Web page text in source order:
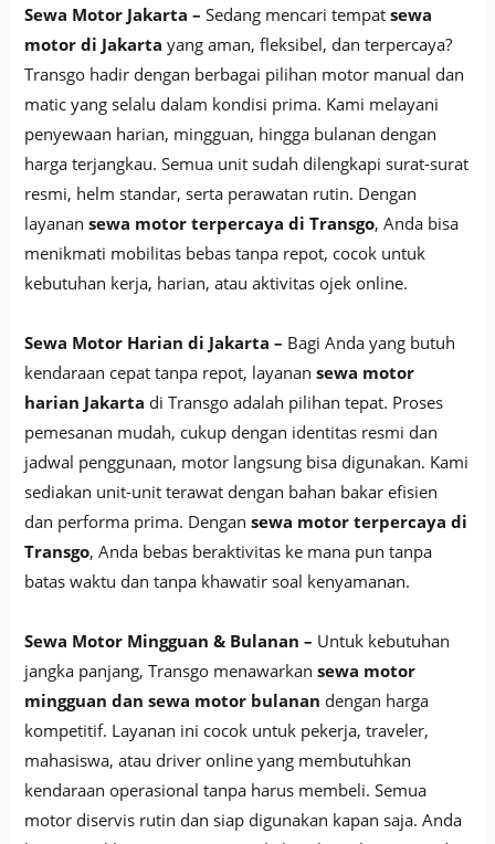
Sewa Motor Jakarta – Sedang mencari tempatsewa
motor di Jakarta yang aman, fleksibel, dan terpercaya?
Transgo hadir dengan berbagai pilihan motor manual dan
matic yang selalu dalam kondisi prima. Kami melayani
penyewaan harian, mingguan, hingga bulanan dengan
harga terjangkau. Semua unit sudah dilengkapi surat-surat
resmi, helm standar, serta perawatan rutin. Dengan
layanansewa motor terpercaya di Transgo, Anda bisa
menikmati mobilitas bebas tanpa repot, cocok untuk
kebutuhan kerja, harian, atau aktivitas ojek online.
Sewa Motor Harian di Jakarta – Bagi Anda yang butuh
kendaraan cepat tanpa repot, layanansewa motor
harian Jakarta di Transgo adalah pilihan tepat. Proses
pemesanan mudah, cukup dengan identitas resmi dan
jadwal penggunaan, motor langsung bisa digunakan. Kami
sediakan unit-unit terawat dengan bahan bakar efisien
dan performa prima. Dengansewa motor terpercaya di
Transgo, Anda bebas beraktivitas ke mana pun tanpa
batas waktu dan tanpa khawatir soal kenyamanan.
Sewa Motor Mingguan & Bulanan – Untuk kebutuhan
jangka panjang, Transgo menawarkansewa motor
mingguan dan sewa motor bulanan dengan harga
kompetitif. Layanan ini cocok untuk pekerja, traveler,
mahasiswa, atau driver online yang membutuhkan
kendaraan operasional tanpa harus membeli. Semua
motor diservis rutin dan siap digunakan kapan saja. Anda